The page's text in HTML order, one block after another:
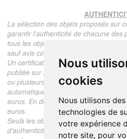
Nous
cookies
Nous utilisons
technologies de
votre expérience
notre site, pour
La sélection des objets proposés sur
garantir l'authenticité de chacune des
tous les objets proposés sont garantis
sauf avis contraire ou restriction dans
Un certificat d'authenticité de l'objet
publiée sur le site, l'époque, le prix de
ou plusieurs photographies en
automatiquement pour tout objet dont
euros. En dessous de ce prix chaque
euros.
Seuls les objets vendus par mes soins
d'authenticité, je ne fais aucun rapport